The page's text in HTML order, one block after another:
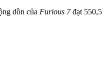
dồn của Furious 7đạt